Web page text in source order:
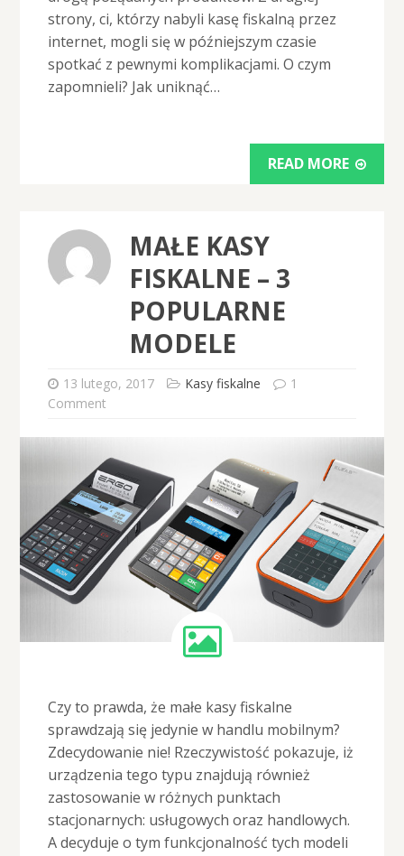
strony, ci, którzy nabyli kasę fiskalną przez
internet, mogli się w późniejszym czasie
spotkać z pewnymi komplikacjami. O czym
zapomnieli? Jak uniknąć…
READ MORE
MAŁE KASY
FISKALNE – 3
POPULARNE
MODELE
13 lutego, 2017 Kasy fiskalne
1
Comment
Czy to prawda, że małe kasy fiskalne
sprawdzają się jedynie w handlu mobilnym?
Zdecydowanie nie! Rzeczywistość pokazuje, iż
urządzenia tego typu znajdują również
zastosowanie w różnych punktach
stacjonarnych: usługowych oraz handlowych.
A decyduje o tym funkcjonalność tych modeli